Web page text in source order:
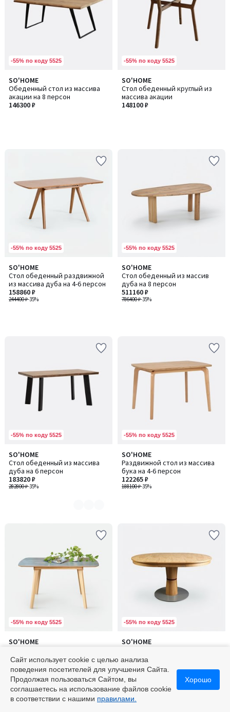
-55% по коду 5525
SO'HOME
Обеденный стол из массива
акации на 8 персон
146300 ₽
-55% по коду 5525
SO'HOME
Стол обеденный круглый из
массива акации
148100 ₽
-55% по коду 5525
SO'HOME
Стол обеденный раздвижной
из массива дуба на 4-6 персон
244400 ₽-35%
158860 ₽
-55% по коду 5525
SO'HOME
Стол обеденный из массив
дуба на 8 персон
786400 ₽-35%
511160 ₽
-55% по коду 5525
SO'HOME
Стол обеденный из массива
дуба на 6 персон
282800 ₽-35%
183820 ₽
Количество
цветов:
2
-55% по коду 5525
SO'HOME
Раздвижной стол из массива
бука на 4-6 персон
188100 ₽-35%
122265 ₽
-55% по коду 5525
SO'HOME
дуба и массива бука на 4-5
персон
154900 ₽-35%
100685 ₽
Количество
2
-55% по коду 5525
SO'HOME
из массива дуба на 4-6 персон
547000 ₽-35%
355550 ₽
Сайт использует cookie с целью анализа
поведения посетителей для улучшения Сайта.
Продолжая пользоваться Сайтом, вы
соглашаетесь на использование файлов cookie
в соответствии с нашими правилами.
Хорошо